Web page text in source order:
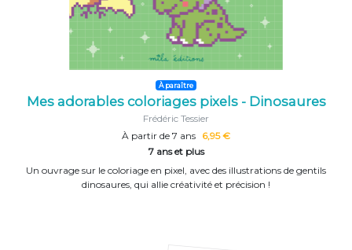
À paraître
Mes adorables coloriages pixels - Dinosaures
Frédéric Tessier
À partir de 7 ans 6,95 €
7 ans et plus
Un ouvrage sur le coloriage en pixel, avec des illustrations de gentils
dinosaures, qui allie créativité et précision !